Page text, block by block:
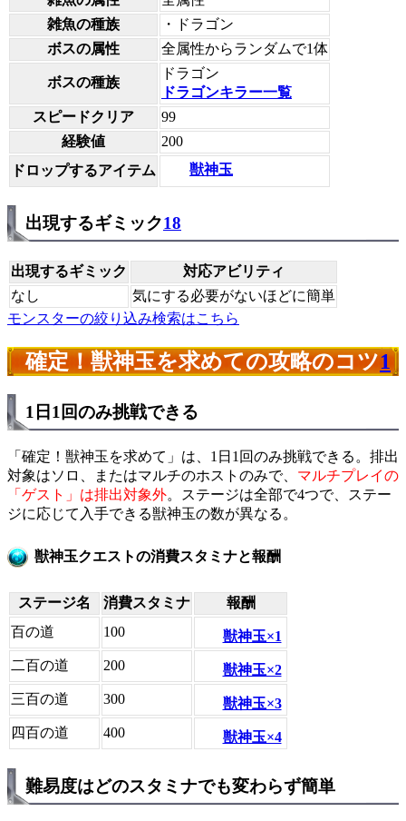
雑魚の種族
・ドラゴン
ボスの属性
全属性からランダムで1体
ボスの種族
ドラゴン
ドラゴンキラー一覧
スピードクリア
99
経験値
200
ドロップするアイテム
獣神玉
出現するギミック18
出現するギミック
対応アビリティ
なし
気にする必要がないほどに簡単
モンスターの絞り込み検索はこちら
確定！獣神玉を求めての攻略のコツ1
1日1回のみ挑戦できる
「確定！獣神玉を求めて」は、1日1回のみ挑戦できる。排出
対象はソロ、またはマルチのホストのみで、 マルチプレイの
「ゲスト」は排出対象外。ステージは全部で4つで、ステー
ジに応じて入手できる獣神玉の数が異なる。
獣神玉クエストの消費スタミナと報酬
ステージ名 消費スタミナ
報酬
百の道
100
獣神玉×1
二百の道
200
獣神玉×2
三百の道
300
獣神玉×3
四百の道
400 獣神玉×4
難易度はどのスタミナでも変わらず簡単